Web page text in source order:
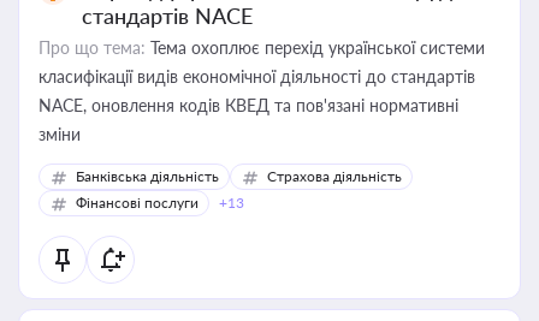
стандартів NACE
Про що тема: Тема охоплює перехід української системи
класифікації видів економічної діяльності до стандартів
NACE, оновлення кодів КВЕД та пов'язані нормативні
зміни
Банківська діяльність
Страхова діяльність
Фінансові послуги
+13